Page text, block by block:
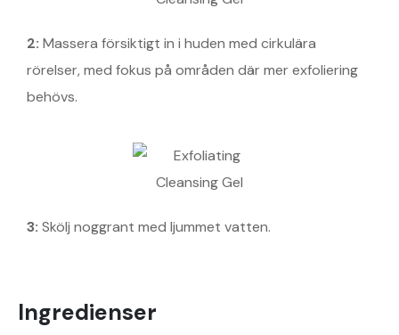
2: Massera försiktigt in i huden med cirkulära
rörelser, med fokus på områden där mer exfoliering
behövs.
3: Skölj noggrant med ljummet vatten.
Ingredienser